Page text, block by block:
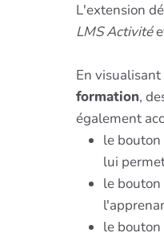
L'extension
LMS Activité
En
formation,
également
le bouton
lui
le bouton
le bouton